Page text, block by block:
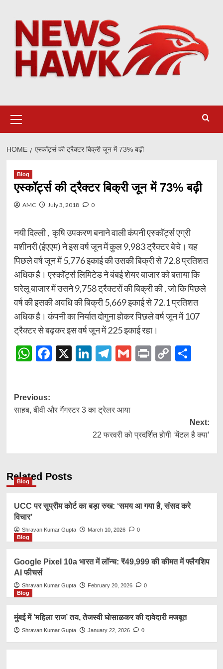
content
Menu
HOME एस्कॉर्ट्स की ट्रैक्टर बिक्री जून में 73% बढ़ी
Blog
एस्कॉर्ट्स की ट्रैक्टर बिक्री जून में 73% बढ़ी
AMC July 3, 2018 0
नयी दिल्ली , कृषि उपकरण बनाने वाली कंपनी एस्कॉर्ट्स एग्री
मशीनरी (ईएएम) ने इस वर्ष जून में कुल 9,983 ट्रैक्टर बेचे। यह
पिछले वर्ष जून में 5,776 इकाई की उसकी बिक्री से 72.8 प्रतिशत
अधिक है। एस्कॉर्ट्स लिमिटेड ने बंबई शेयर बाजार को बताया कि
घरेलू बाजार में उसने 9,758 ट्रैक्टरों की बिक्री की , जो कि पिछले
वर्ष की इसकी अवधि की बिक्री 5,669 इकाई से 72.1 प्रतिशत
अधिक है। कंपनी का निर्यात दोगुना होकर पिछले वर्ष जून में 107
ट्रैक्टर से बढ़कर इस वर्ष जून में 225 इकाई रहा।
WhatsApp
Facebook
X LinkedIn
Telegram
Gmail
Print
Copy
Post
navigation
Previous:
साहब, बीवी और गैंगस्टर 3 का ट्रेलर आया
Next:
22 फरवरी को प्रदर्शित होगी ‘मेंटल है क्या’
Related Posts
Blog
UCC पर सुप्रीम कोर्ट का बड़ा रुख: ‘समय आ गया है, संसद करे
विचार’
Shravan Kumar Gupta March 10, 2026
0
Blog
Google Pixel 10a भारत में लॉन्च: ₹49,999 की कीमत में फ्लैगशिप
AI फीचर्स
Shravan Kumar Gupta February 20, 2026
0
Blog
मुंबई में ‘महिला राज’ तय, तेजस्वी घोसाळकर की दावेदारी मजबूत
Shravan Kumar Gupta January 22, 2026 0